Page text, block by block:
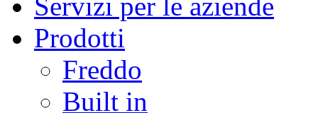
Prodotti
Freddo
Built in